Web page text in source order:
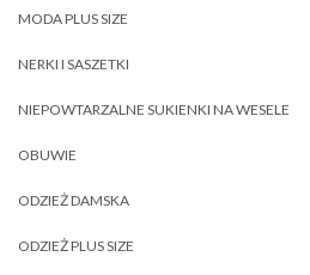
MODA PLUS SIZE
NERKI I SASZETKI
NIEPOWTARZALNE SUKIENKI NA WESELE
OBUWIE
ODZIEŻ DAMSKA
ODZIEŻ PLUS SIZE